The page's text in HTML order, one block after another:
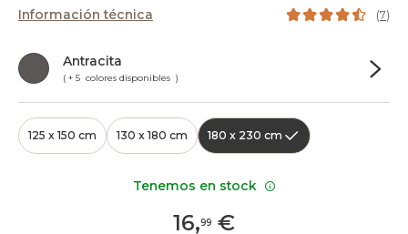
Información técnica (7)
Antracita
( + 5 colores disponibles )
125 x 150 cm 130 x 180 cm 180 x 230 cm
16,99 €